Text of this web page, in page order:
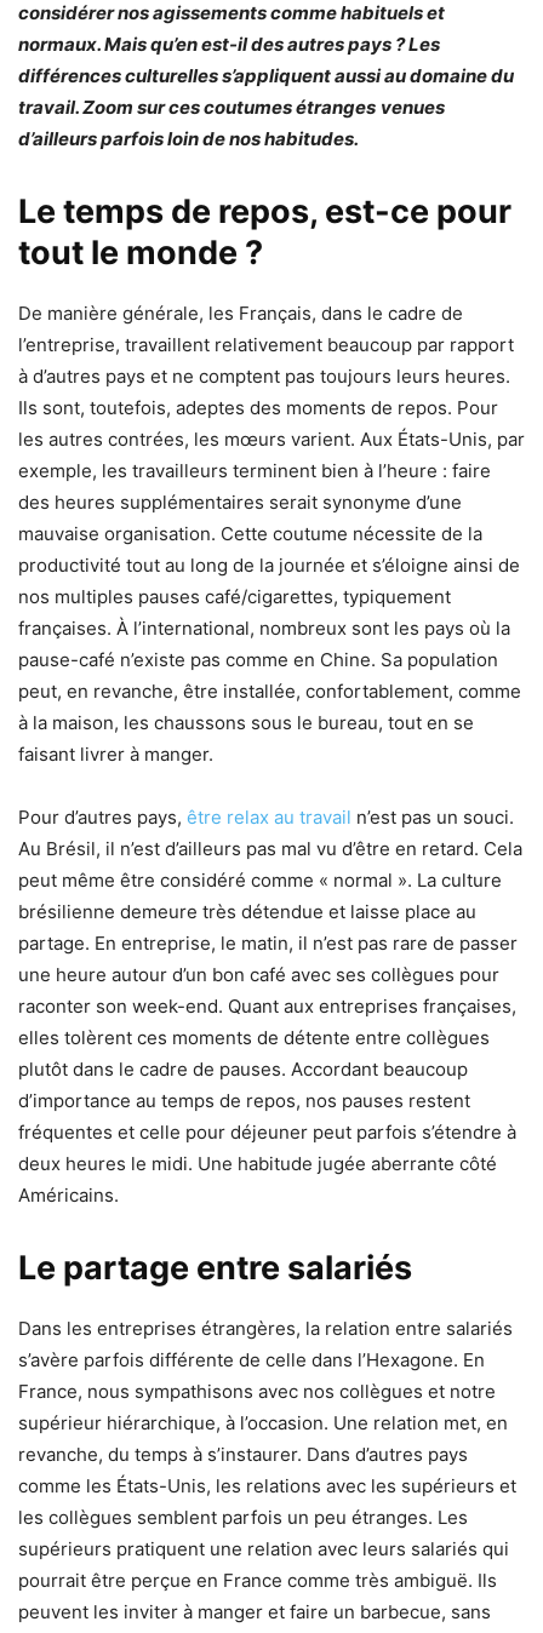
considérer nos agissements comme habituels et
normaux. Mais qu’en est-il des autres pays ? Les
différences culturelles s’appliquent aussi au domaine du
travail. Zoom sur ces coutumes étranges venues
d’ailleurs parfois loin de nos habitudes.
Le temps de repos, est-ce pour
tout le monde ?
De manière générale, les Français, dans le cadre de
l’entreprise, travaillent relativement beaucoup par rapport
à d’autres pays et ne comptent pas toujours leurs heures.
Ils sont, toutefois, adeptes des moments de repos. Pour
les autres contrées, les mœurs varient. Aux États-Unis, par
exemple, les travailleurs terminent bien à l’heure : faire
des heures supplémentaires serait synonyme d’une
mauvaise organisation. Cette coutume nécessite de la
productivité tout au long de la journée et s’éloigne ainsi de
nos multiples pauses café/cigarettes, typiquement
françaises. À l’international, nombreux sont les pays où la
pause-café n’existe pas comme en Chine. Sa population
peut, en revanche, être installée, confortablement, comme
à la maison, les chaussons sous le bureau, tout en se
faisant livrer à manger.
Pour d’autres pays, être relax au travail n’est pas un souci.
Au Brésil, il n’est d’ailleurs pas mal vu d’être en retard. Cela
peut même être considéré comme « normal ». La culture
brésilienne demeure très détendue et laisse place au
partage. En entreprise, le matin, il n’est pas rare de passer
une heure autour d’un bon café avec ses collègues pour
raconter son week-end. Quant aux entreprises françaises,
elles tolèrent ces moments de détente entre collègues
plutôt dans le cadre de pauses. Accordant beaucoup
d’importance au temps de repos, nos pauses restent
fréquentes et celle pour déjeuner peut parfois s’étendre à
deux heures le midi. Une habitude jugée aberrante côté
Américains.
Le partage entre salariés
Dans les entreprises étrangères, la relation entre salariés
s’avère parfois différente de celle dans l’Hexagone. En
France, nous sympathisons avec nos collègues et notre
supérieur hiérarchique, à l’occasion. Une relation met, en
revanche, du temps à s’instaurer. Dans d’autres pays
comme les États-Unis, les relations avec les supérieurs et
les collègues semblent parfois un peu étranges. Les
supérieurs pratiquent une relation avec leurs salariés qui
pourrait être perçue en France comme très ambiguë. Ils
peuvent les inviter à manger et faire un barbecue, sans